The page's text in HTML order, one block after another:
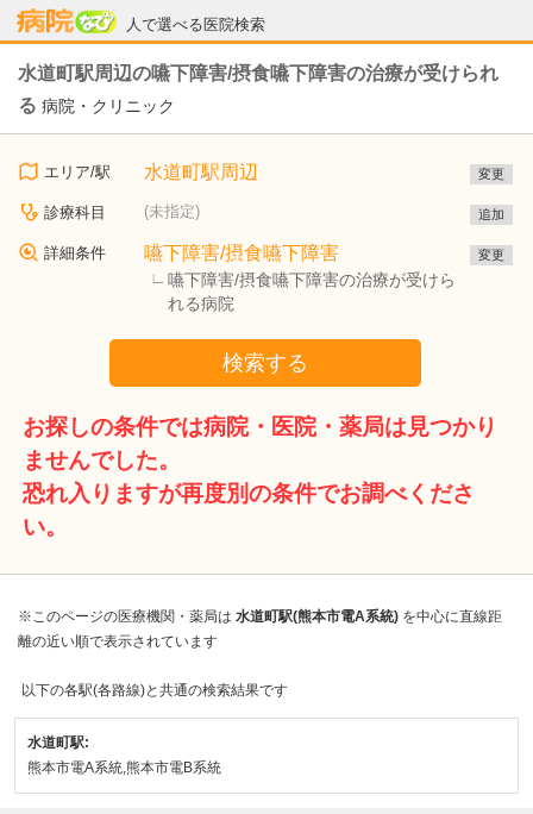
人で選べる医院検索
病院なび
水道町駅周辺の嚥下障害/摂食嚥下障害の治療が受けられ
る 病院・クリニック
エリア/駅 水道町駅周辺 変更
診療科目 (未指定) 追加
詳細条件 嚥下障害/摂食嚥下障害
嚥下障害/摂食嚥下障害の治療が受けら
れる病院
変更
検索する
お探しの条件では病院・医院・薬局は見つかり
ませんでした。
恐れ入りますが再度別の条件でお調べくださ
い。
※このページの医療機関・薬局は 水道町駅(熊本市電A系統) を中心に直線距
離の近い順で表示されています
以下の各駅(各路線)と共通の検索結果です
水道町駅:
熊本市電A系統,熊本市電B系統